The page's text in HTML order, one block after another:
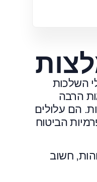
השלכות
הרבה
הם עלולים
הביטוח
חשוב